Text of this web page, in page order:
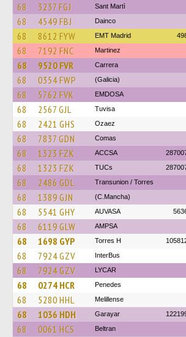
68 3237 FGJ Sant Martì
68 4549 FBJ Dainco
68 8612 FYW EMT Madrid
68 7192 FNC Martinez
68 9520 FVR Carrera
68 0354 FWP (Galicia)
68 5762 FVK EMDOSA
68 2567 GJL Tuvisa
68 2421 GHS Ozaez
68 7837 GDN Comas
68 1323 FZK ACCSA
68 1323 FZK TUCs
68 2486 GDL Transunion / Torres
68 1389 GJN (C.Mancha)
68 5541 GHY AUVASA
68 6119 GLW AMPSA
68 1698 GYP Torres H
68 7924 GZV InterBus
68 7924 GZV LYCAR
68 0274 HCR Penedes
68 5280 HHL Melillense
68 1036 HDH Garayar
68 0061 HCS Beltran